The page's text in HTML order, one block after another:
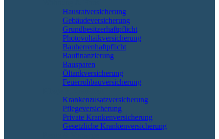
Hausratversicherung
Gebäudeversicherung
Grundbesitzerhaftpflicht
Photovoltaikversicherung
Bauherrenhaftpflicht
Baufinanzierung
Bausparen
Öltankversicherung
Feuerrohbauversicherung
Krankenzusatzversicherung
Pflegeversicherung
Private Krankenversicherung
Gesetzliche Krankenversicherung